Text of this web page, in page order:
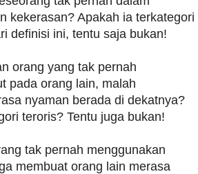
kekerasan? Apakah ia terkategori
definisi ini, tentu saja bukan!
orang yang tak pernah
pada orang lain, malah
nyaman berada di dekatnya?
teroris? Tentu juga bukan!
tak pernah menggunakan
membuat orang lain merasa